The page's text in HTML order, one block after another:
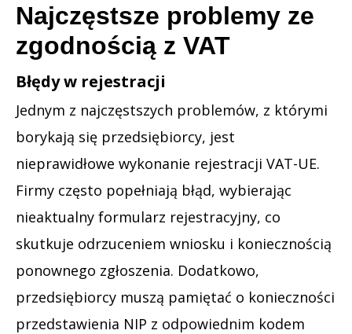
Najczęstsze problemy ze
zgodnością z VAT
Błędy w rejestracji
Jednym z najczęstszych problemów, z którymi
borykają się przedsiębiorcy, jest
nieprawidłowe wykonanie rejestracji VAT-UE.
Firmy często popełniają błąd, wybierając
nieaktualny formularz rejestracyjny, co
skutkuje odrzuceniem wniosku i koniecznością
ponownego zgłoszenia. Dodatkowo,
przedsiębiorcy muszą pamiętać o konieczności
przedstawienia NIP z odpowiednim kodem